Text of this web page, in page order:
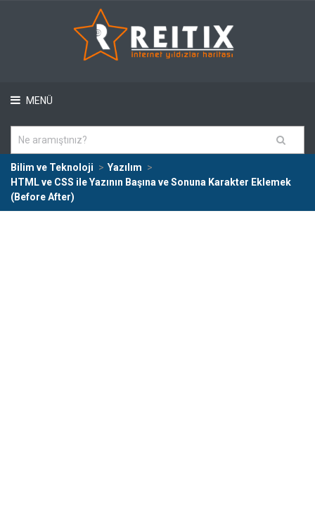
MENÜ
Bilim ve Teknoloji
Yazılım
HTML ve CSS ile Yazının Başına ve Sonuna Karakter Eklemek
(Before After)